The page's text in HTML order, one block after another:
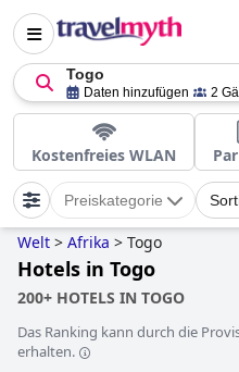
Togo
Daten hinzufügen 2
Kostenfreies WLAN
Preiskategorie
Welt > Afrika > Togo
Hotels in Togo
200+ HOTELS IN TOGO
Das Ranking kann durch die
erhalten.